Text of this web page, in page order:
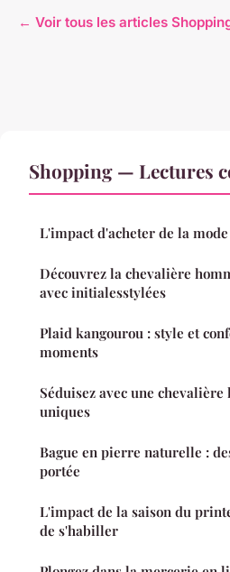
← Voir tous les articles
Shopping — Lectures
L'impact d'acheter de la mode
Découvrez la chevalière
avec initialesstylées
Plaid kangourou : style et
moments
Séduisez avec une
uniques
Bague en pierre naturelle :
portée
L'impact de la saison du
de s'habiller